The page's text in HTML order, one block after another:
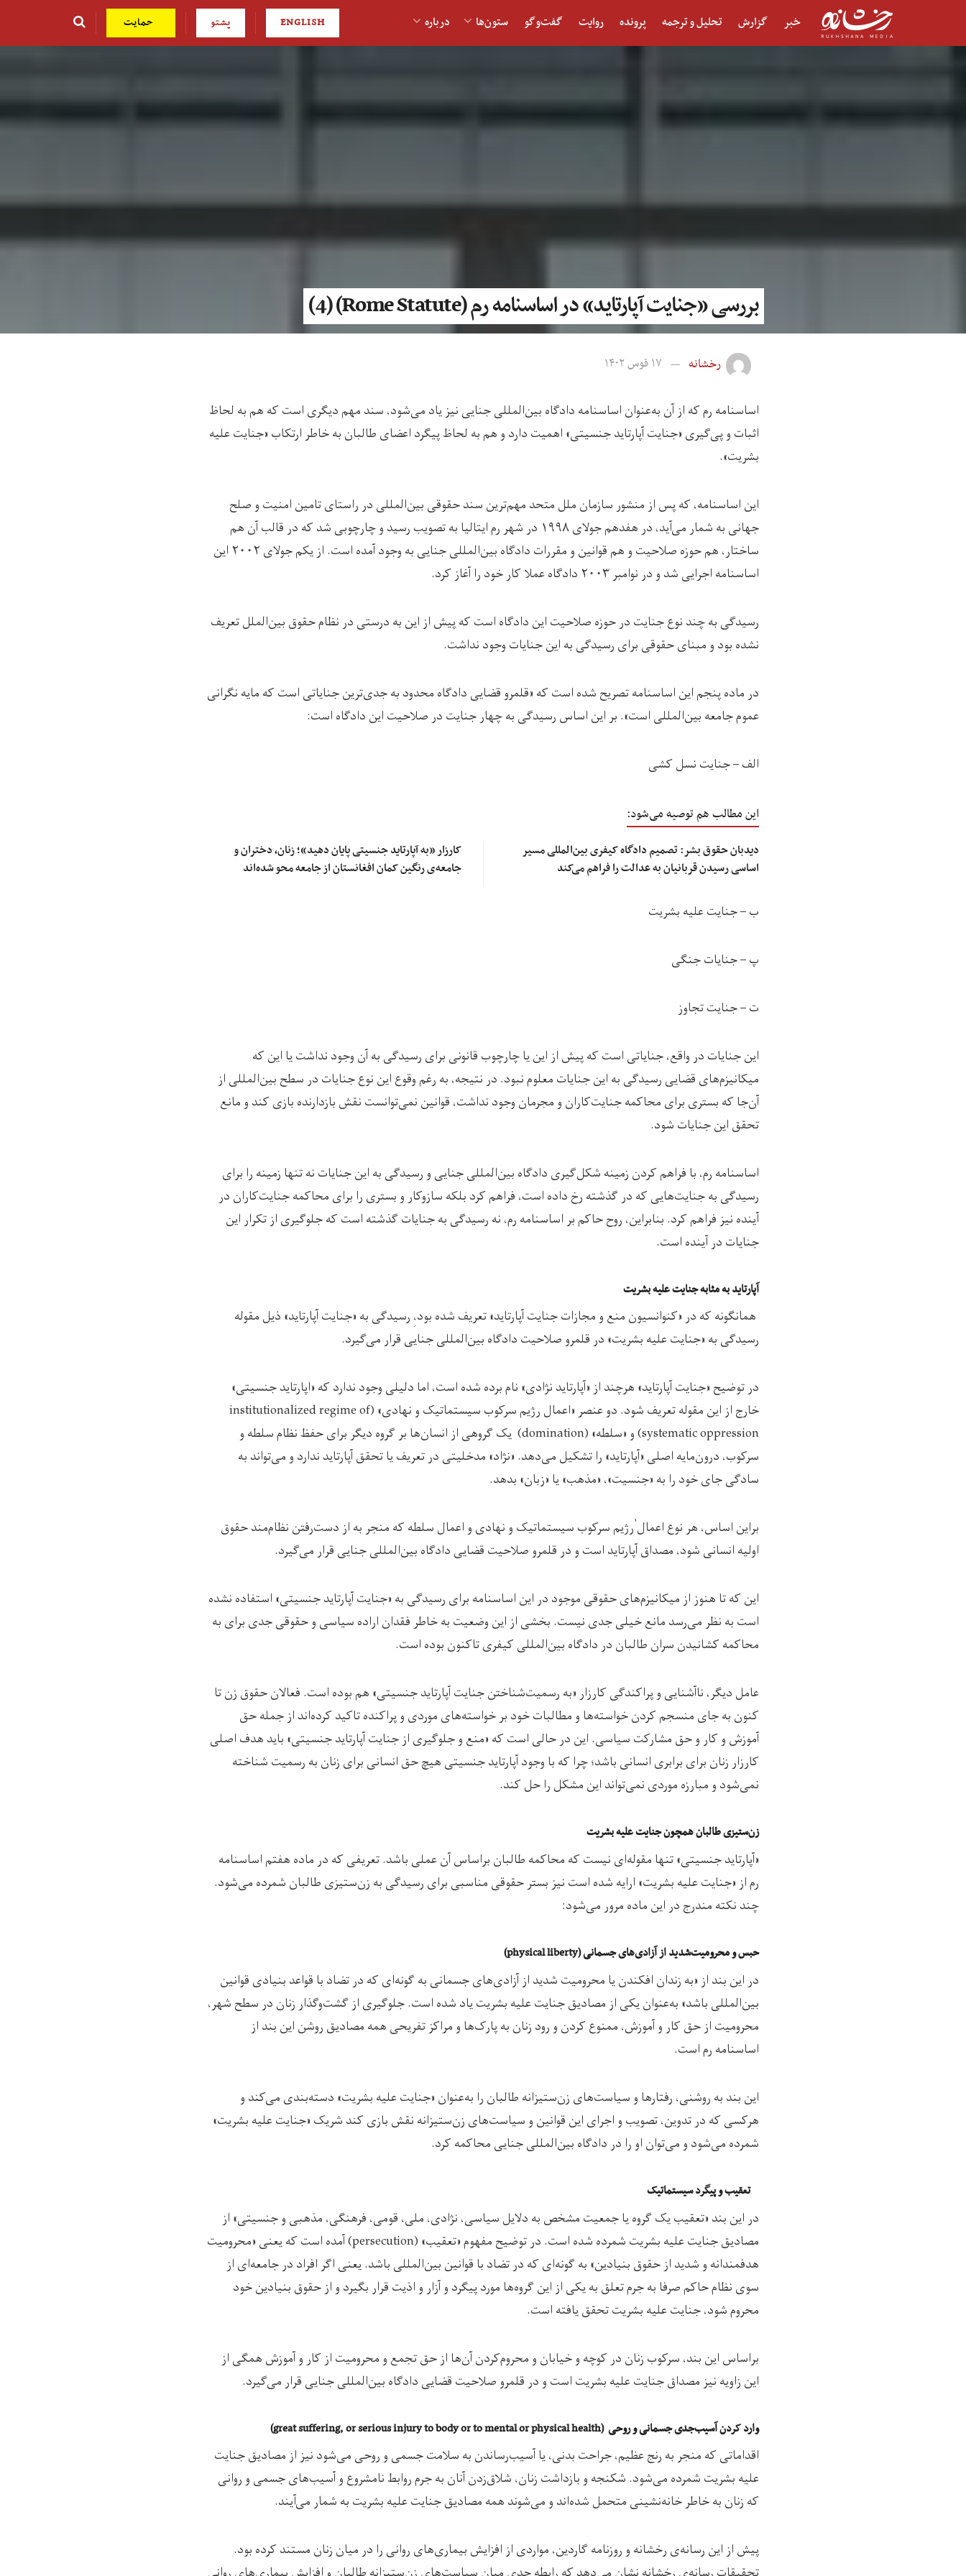
خبر گزارش تحلیل و ترجمه پرونده روایت گفت‌و‎گو ستون‌ها درباره ENGLISH پشتو حمایت
بررسی «جنایت آپارتاید» در اساسنامه رم (Rome Statute) (4)
رخشانه ۱۷ قوس ۱۴۰۲
اساسنامه رم که از آن به‌عنوان اساسنامه دادگاه بین‌المللی جنایی نیز یاد می‌شود، سند مهم دیگری است که هم به لحاظ
اثبات و پی‌گیری «جنایت آپارتاید جنسیتی» اهمیت دارد و هم به لحاظ پیگرد اعضای طالبان به خاطر ارتکاب «جنایت علیه
بشریت».
این اساسنامه، که پس از منشور سازمان ملل متحد مهم‌ترین سند حقوقی بین‌المللی در راستای تامین امنیت و صلح
جهانی به شمار می‌آید، در هفدهم جولای ۱۹۹۸ در شهر رم ایتالیا به تصویب رسید و چارچوبی شد که در قالب آن هم
ساختار، هم حوزه صلاحیت و هم قوانین و مقررات دادگاه بین‌المللی جنایی به وجود آمده است. از یکم جولای ۲۰۰۲ این
اساسنامه اجرایی شد و در نوامبر ۲۰۰۳ دادگاه عملا کار خود را آغاز کرد.
رسیدگی به چند نوع جنایت در حوزه صلاحیت این دادگاه است که پیش از این به درستی در نظام حقوق بین‌الملل تعریف
نشده بود و مبنای حقوقی برای رسیدگی به این جنایات وجود نداشت.
در ماده پنجم این اساسنامه تصریح شده است که «قلمرو قضایی دادگاه محدود به جدی‌ترین جنایاتی است که مایه نگرانی
عموم جامعه‌ بین‌المللی است». بر این اساس رسیدگی به چهار جنایت در صلاحیت این دادگاه است:
الف – جنایت نسل کشی
این مطالب هم توصیه می‌شود:
دیدبان حقوق بشر: تصمیم دادگاه کیفری بین‌المللی مسیر
اساسی رسیدن قربانیان به عدالت را فراهم می‌کند
کارزار «به آپارتاید جنسیتی پایان دهید»؛ زنان، دختران و
جامعه‌ی رنگین کمان افغانستان از جامعه محو شده‌اند
ب – جنایت علیه بشریت
پ – جنایات جنگی
ت – جنایت تجاوز
این جنایات در واقع، جنایاتی است که پیش از این یا چارچوب قانونی برای رسیدگی به آن وجود نداشت یا این که
میکانیزم‌های قضایی رسیدگی به این جنایات معلوم نبود. در نتیجه، به رغم وقوع این نوع جنایات در سطح بین‌المللی از
آن‌جا که بستری برای محاکمه جنایت‌کاران و مجرمان وجود نداشت، قوانین نمی‌توانست نقش بازدارنده بازی کند و مانع
تحقق این جنایات شود.
اساسنامه رم، با فراهم کردن زمینه شکل‌گیری دادگاه بین‌المللی جنایی و رسیدگی به این جنایات نه تنها زمینه را برای
رسیدگی به جنایت‌هایی که در گذشته رخ داده است، فراهم کرد بلکه سازوکار و بستری را برای محاکمه جنایت‌کاران در
آینده نیز فراهم کرد. بنابراین، روح حاکم بر اساسنامه رم، نه رسیدگی به جنایات گذشته است که جلوگیری از تکرار این
جنایات در آینده است.
آپارتاید به مثابه جنایت علیه بشریت
همانگونه که در «کنوانسیون منع و مجازات جنایت آپارتاید» تعریف شده بود،ِ رسیدگی به «جنایت آپارتاید» ذیل مقوله
رسیدگی به «جنایت علیه بشریت» در قلمرو صلاحیت دادگاه بین‌المللی جنایی قرار می‌گیرد.
در توضیح «جنایت آپارتاید» هرچند از «آپارتاید نژادی» نام برده شده است، اما دلیلی وجود ندارد که «اپارتاید جنسیتی»
خارج از این مقوله تعریف شود. دو عنصر «اعمال رژیم سرکوب سیستماتیک و نهادی» (institutionalized regime of
systematic oppression) و «سلطه» (domination) یک گروهی از انسان‌ها بر گروه دیگر برای حفظ نظام سلطه و
سرکوب، درون‌مایه اصلی «آپارتاید» را تشکیل می‌دهد. «نژاد» مدخلیتی در تعریف یا تحقق آپارتاید ندارد و می‌تواند به
سادگی جای خود را به «جنسیت»، «مذهب» یا «زبان» بدهد.
براین اساس، هر نوع اعمال ٰرژیم سرکوب سیستماتیک و نهادی و اعمال سلطه که منجر به از دست‌رفتن نظام‌مند حقوق
اولیه انسانی شود، مصداق آپارتاید است و در قلمرو صلاحیت قضایی دادگاه بین‌المللی جنایی قرار می‌گیرد.
این که تا هنوز از میکانیزم‌های حقوقی موجود در این اساسنامه برای رسیدگی به «جنایت آپارتاید جنسیتی» استفاده نشده
است به نظر می‌رسد مانع خیلی جدی نیست. بخشی از این وضعیت به خاطر فقدان اراده سیاسی و حقوقی جدی برای به
محاکمه کشانیدن سران طالبان در دادگاه بین‌المللی کیفری تاکنون بوده است.
عامل دیگر، ناآشنایی و پراکندگی کارزار «به رسمیت‌شناختن جنایت آپارتاید جنسیتی» هم بوده است. فعالان حقوق زن تا
کنون به جای منسجم کردن خواسته‌ها و مطالبات خود بر خواسته‌های موردی و پراکنده تاکید کرده‌اند از جمله حق
آموزش و کار و حق مشارکت سیاسی. این در حالی است که «منع و جلوگیری از جنایت آپارتاید جنسیتی» باید هدف اصلی
کارزار زنان برای برابری انسانی باشد؛ چرا که با وجود آپارتاید جنسیتی هیچ حق انسانی برای زنان به رسمیت شناخته
نمی‌شود و مبارزه موردی نمی‌تواند این مشکل را حل کند.
زن‌ستیزی طالبان همچون جنایت علیه بشریت
«آپارتاید جنسیتی» تنها مقوله‌ای نیست که محاکمه طالبان براساس آن عملی باشد. تعریفی که در ماده هفتم اساسنامه
رم از «جنایت علیه بشریت» ارایه شده است نیز بستر حقوقی مناسبی برای رسیدگی به زن‌ستیزی طالبان شمرده می‌شود.
چند نکته مندرج در این ماده مرور می‌شود:
حبس و محرومیت‌شدید از آزادی‌های جسمانی (physical liberty)
در این بند از «به زندان افکندن یا محرومیت شدید از آزادی‌های جسمانی به گونه‌ای که در تضاد با قواعد بنیادی قوانین
بین‌المللی باشد» به‌عنوان یکی از مصادیق جنایت علیه بشریت یاد شده است. جلوگیری از گشت‌وگذار زنان در سطح شهر،
محرومیت از حق کار و آموزش، ممنوع‌ کردن و رود زنان به پارک‌ها و مراکز تفریحی همه مصادیق روشن این بند از
اساسنامه رم است.
این بند به روشنی، رفتارها و سیاست‌های زن‌ستیزانه طالبان را به‌عنوان «جنایت علیه بشریت» دسته‌بندی می‌کند و
هرکسی که در تدوین، تصویب و اجرای این قوانین و سیاست‌های زن‌ستیزانه نقش بازی کند شریک «جنایت علیه بشریت»
شمرده می‌شود و می‌توان او را در دادگاه بین‌المللی جنایی محاکمه کرد.
تعقیب و پیگرد سیستماتیک
در این بند «تعقیب یک گروه یا جمعیت مشخص به دلایل سیاسی، نژادی، ملی، قومی، فرهنگی، مذهبی و جنسیتی» از
مصادیق جنایت علیه بشریت شمرده شده است. در توضیح مفهوم «تعقیب» (persecution) آمده است که یعنی «محرومیت
هدفمندانه و شدید از حقوق بنیادین» به گونه‌ای که در تضاد با قوانین بین‌المللی باشد. یعنی اگر افراد در جامعه‌ای از
سوی نظام حاکم صرفا به جرم تعلق به یکی از این گروه‌ها مورد پیگرد و آزار و اذیت قرار بگیرد و از حقوق بنیادین خود
محروم شود، جنایت علیه بشریت تحقق یافته است.
براساس این بند، سرکوب زنان در کوچه و خیابان و محروم‌کردن آن‌ها از حق تجمع و محرومیت از کار و آموزش همگی از
این زاویه نیز مصداق جنایت علیه بشریت است و در قلمرو صلاحیت قضایی دادگاه بین‌المللی جنایی قرار می‌گیرد.
وارد کردن آسیب‌جدی جسمانی و روحی (great suffering, or serious injury to body or to mental or physical health)
اقداماتی که منجر به رنج عظیم، جراحت بدنی، یا آسیب‌رساندن به سلامت جسمی و روحی می‌شود نیز از مصادیق جنایت
علیه بشریت شمرده می‌شود. شکنجه و بازداشت زنان، شلاق‌زدن آنان به جرم روابط نامشروع و آسیب‌های جسمی و روانی
که زنان به خاطر خانه‌نشینی متحمل شده‌اند و می‌شوند همه مصادیق جنایت علیه بشریت به شمار می‌آیند.
پیش از این رسانه‌ی رخشانه و روزنامه گاردین، مواردی از افزایش بیماری‌های روانی را در میان زنان مستند کرده بود.